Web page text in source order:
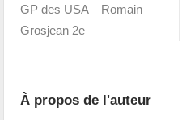
GP des USA – Romain
Grosjean 2e
À propos de l'auteur